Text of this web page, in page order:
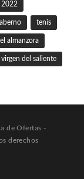
2022
tenis
almanzora
virgen del saliente
de Ofertas -
derechos